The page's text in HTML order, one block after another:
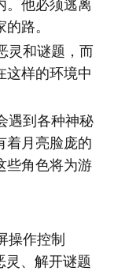
。他必须逃离
路。
灵和谜题，而
这样的环境中
遇到各种神秘
着月亮脸庞的
些角色将为游
操作控制
灵、解开谜题